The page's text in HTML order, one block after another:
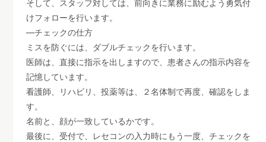
そして、スタッフ対しては、前向きに業務に励むよう勇気付
けフォローを行います。
―チェックの仕方
ミスを防ぐには、ダブルチェックを行います。
医師は、直接に指示を出しますので、患者さんの指示内容を
記憶しています。
看護師、リハビリ、投薬等は、２名体制で再度、確認をしま
す。
名前と、顔が一致しているかです。
最後に、受付で、レセコンの入力時にもう一度、チェックを